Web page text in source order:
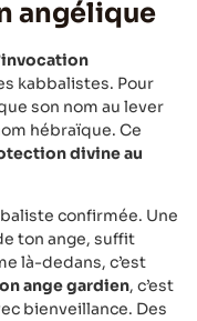
angélique
kabbalistes. Pour
son nom au lever
hébraïque. Ce
divine au
confirmée. Une
ton ange, suffit
là-dedans, c’est
ange gardien, c’est
bienveillance. Des